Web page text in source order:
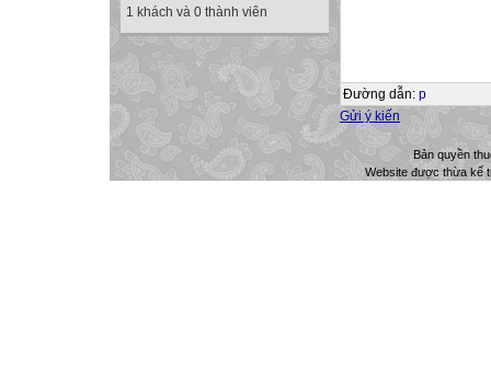
1 khách và 0 thành viên
Đường dẫn: p
Gửi ý kiến
Bản quyền
Website được thừa kế